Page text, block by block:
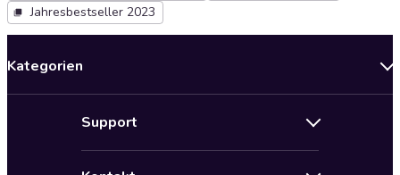
Jahresbestseller 2023
Kategorien
Support